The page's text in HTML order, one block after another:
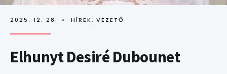
2025. 12. 28. • HÍREK, VEZETŐ
Elhunyt Desiré Dubounet